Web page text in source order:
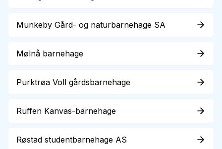
Munkeby Gård- og naturbarnehage SA
Mølnå barnehage
Purktrøa Voll gårdsbarnehage
Ruffen Kanvas-barnehage
Røstad studentbarnehage AS